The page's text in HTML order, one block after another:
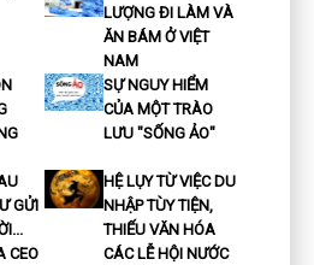
LƯỢNG ĐI LÀM VÀ
ĂN BÁM Ở VIỆT
NAM
SỰ NGUY HIỂM
CỦA MỘT TRÀO
LƯU "SỐNG ẢO"
GỬI
CEO
HỆ LỤY TỪ VIỆC DU
NHẬP TÙY TIỆN,
THIẾU VĂN HÓA
CÁC LỄ HỘI NƯỚC